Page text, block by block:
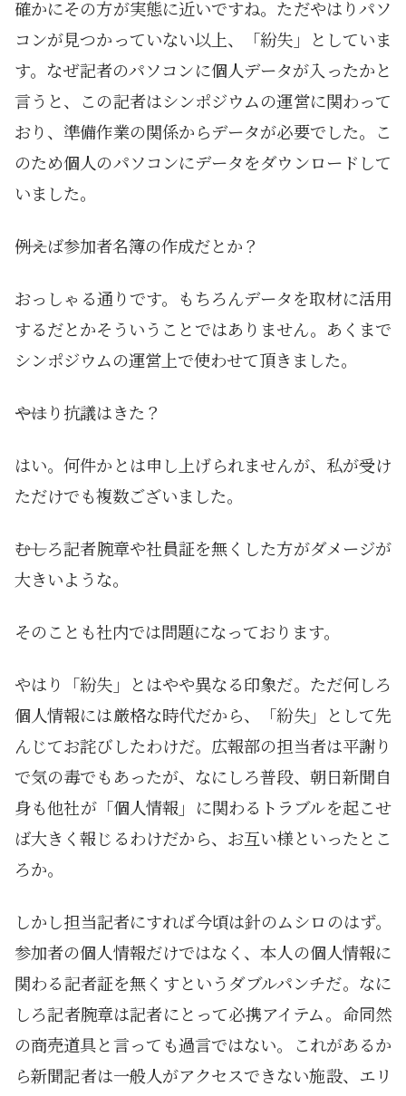
確かにその方が実態に近いですね。ただやはりパソ
コンが見つかっていない以上、「紛失」としていま
す。なぜ記者のパソコンに個人データが入ったかと
言うと、この記者はシンポジウムの運営に関わって
おり、準備作業の関係からデータが必要でした。こ
のため個人のパソコンにデータをダウンロードして
いました。
――例えば参加者名簿の作成だとか？
おっしゃる通りです。もちろんデータを取材に活用
するだとかそういうことではありません。あくまで
シンポジウムの運営上で使わせて頂きました。
――やはり抗議はきた？
はい。何件かとは申し上げられませんが、私が受け
ただけでも複数ございました。
――むしろ記者腕章や社員証を無くした方がダメージが
大きいような。
そのことも社内では問題になっております。
やはり「紛失」とはやや異なる印象だ。ただ何しろ
個人情報には厳格な時代だから、「紛失」として先
んじてお詫びしたわけだ。広報部の担当者は平謝り
で気の毒でもあったが、なにしろ普段、朝日新聞自
身も他社が「個人情報」に関わるトラブルを起こせ
ば大きく報じるわけだから、お互い様といったとこ
ろか。
しかし担当記者にすれば今頃は針のムシロのはず。
参加者の個人情報だけではなく、本人の個人情報に
関わる記者証を無くすというダブルパンチだ。なに
しろ記者腕章は記者にとって必携アイテム。命同然
の商売道具と言っても過言ではない。これがあるか
ら新聞記者は一般人がアクセスできない施設、エリ